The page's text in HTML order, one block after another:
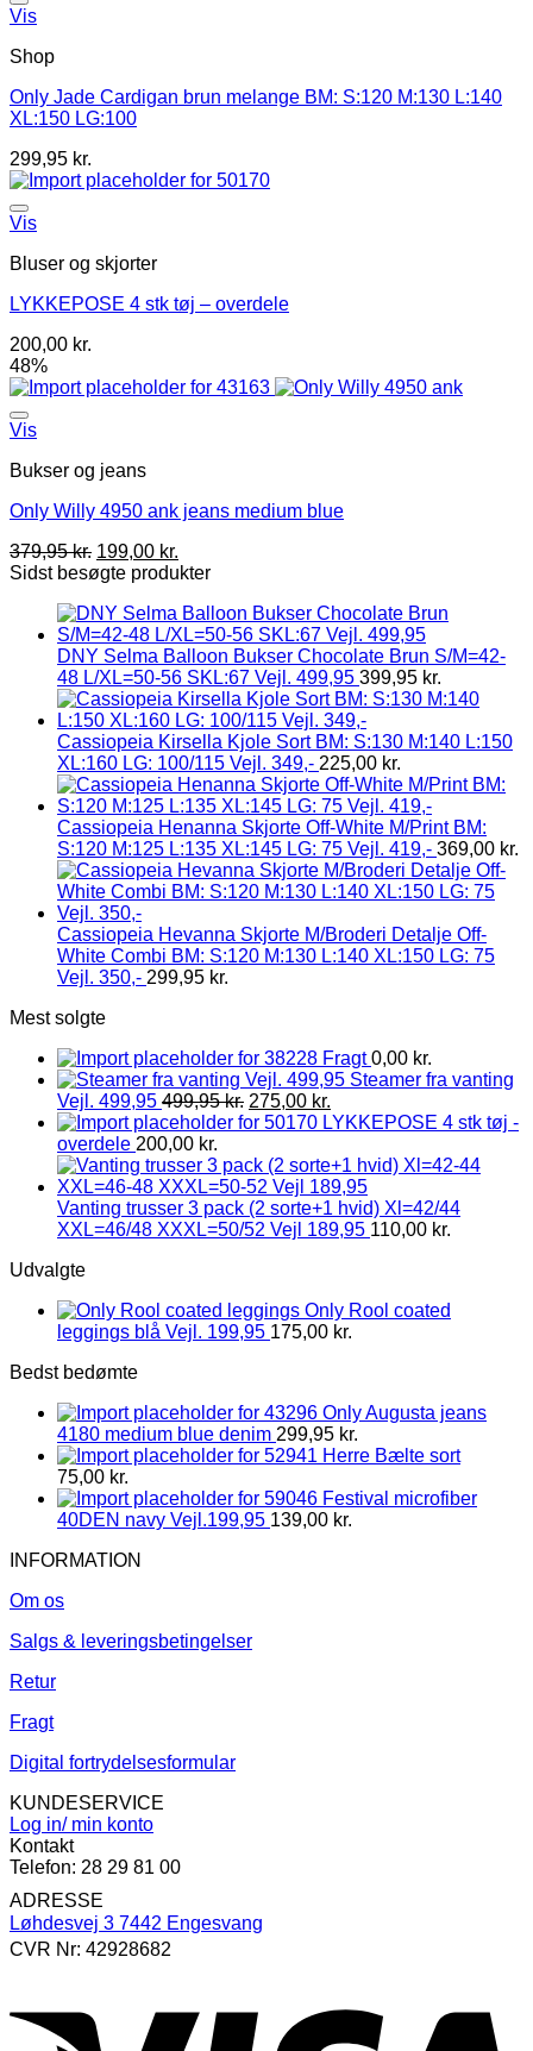
Vis
Shop
Only Jade Cardigan brun melange BM: S:120 M:130 L:140
XL:150 LG:100
299,95 kr.
Vis
Bluser og skjorter
LYKKEPOSE 4 stk tøj – overdele
200,00 kr.
48%
Vis
Bukser og jeans
Only Willy 4950 ank jeans medium blue
379,95kr. 199,00 kr.
Sidst besøgte produkter
DNY Selma Balloon Bukser Chocolate Brun S/M=42-
48 L/XL=50-56 SKL:67 Vejl. 499,95 399,95 kr.
Cassiopeia Kirsella Kjole Sort BM: S:130 M:140 L:150
XL:160 LG: 100/115 Vejl. 349,- 225,00 kr.
Cassiopeia Henanna Skjorte Off-White M/Print BM:
S:120 M:125 L:135 XL:145 LG: 75 Vejl. 419,- 369,00 kr.
Cassiopeia Hevanna Skjorte M/Broderi Detalje Off-
White Combi BM: S:120 M:130 L:140 XL:150 LG: 75
Vejl. 350,- 299,95 kr.
Mest solgte
Fragt 0,00 kr.
Steamer fra vanting
Vejl. 499,95 499,95kr. 275,00 kr.
LYKKEPOSE 4 stk tøj -
overdele 200,00 kr.
Vanting trusser 3 pack (2 sorte+1 hvid) Xl=42/44
XXL=46/48 XXXL=50/52 Vejl 189,95 110,00 kr.
Udvalgte
Only Rool coated
leggings blå Vejl. 199,95 175,00 kr.
Bedst bedømte
Only Augusta jeans
4180 medium blue denim 299,95 kr.
Herre Bælte sort
75,00 kr.
Festival microfiber
40DEN navy Vejl.199,95 139,00 kr.
INFORMATION
Om os
Salgs & leveringsbetingelser
Retur
Fragt
Digital fortrydelsesformular
KUNDESERVICE
Log in/ min konto
Kontakt
Telefon: 28 29 81 00
ADRESSE
Løhdesvej 3 7442 Engesvang
CVR Nr: 42928682